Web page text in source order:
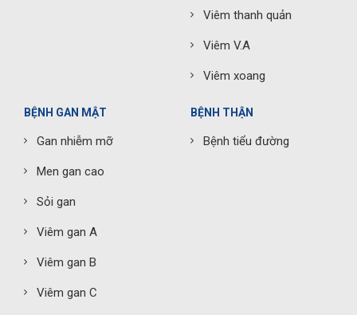
Viêm thanh quản
Viêm V.A
Viêm xoang
BỆNH GAN MẬT
Gan nhiễm mỡ
Men gan cao
Sỏi gan
Viêm gan A
Viêm gan B
Viêm gan C
BỆNH THẬN
Bệnh tiểu đường